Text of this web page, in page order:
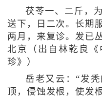
茯苓一、二斤，
送下，日二次。长期
两月，来复诊。发已
北京（出自林乾良
珍》）
岳老又云：“发
顶，侵蚀发根，使发